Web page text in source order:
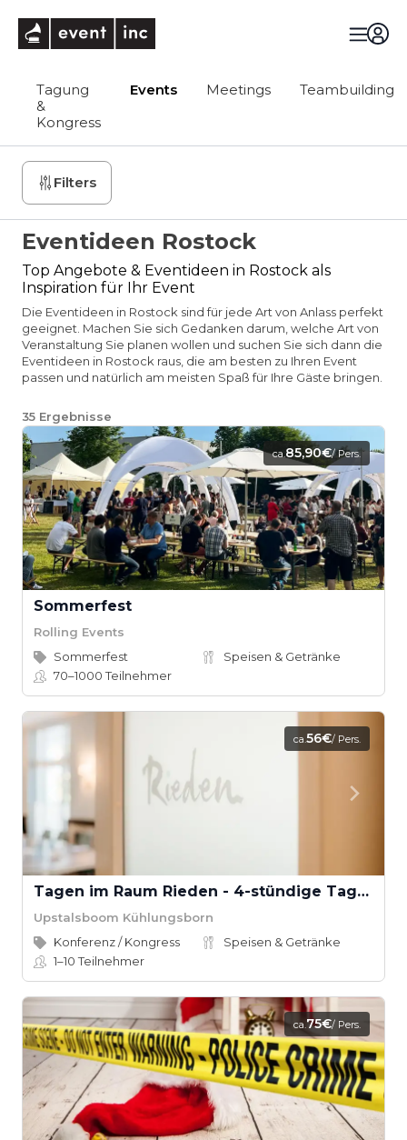
Tagung
&
Kongress
Events Meetings Teambuilding
Filters
Eventideen Rostock
Top Angebote & Eventideen in Rostock als
Inspiration für Ihr Event
Die Eventideen in Rostock sind für jede Art von Anlass perfekt
geeignet. Machen Sie sich Gedanken darum, welche Art von
Veranstaltung Sie planen wollen und suchen Sie sich dann die
Eventideen in Rostock raus, die am besten zu Ihren Event
passen und natürlich am meisten Spaß für Ihre Gäste bringen.
35 Ergebnisse
ca.85,90€/ Pers.
Sommerfest
Rolling Events
Sommerfest
Speisen & Getränke
70–1000Teilnehmer
ca.56€/ Pers.
Tagen im Raum Rieden - 4-stündige Tagungspauschale
Upstalsboom Kühlungsborn
Konferenz / Kongress
Speisen & Getränke
1–10Teilnehmer
ca.75€/ Pers.